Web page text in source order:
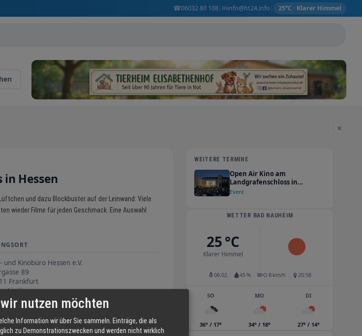
☎06032 80 108| ✉info@ht24.info | 25°C · Klarer Himmel
×
in Hessen
und dazu Blockbuster auf der Leinwand: Viele
wieder Filme für jeden Geschmack. Eine Auswahl
und Kinobüro Hessen e.V.
89
Frankfurt
Air Kinos
WEITERE TERMINE
Open Air Kino am
Landgrafenschloss in
Butzbach
Event
WETTER BAD NAUHEIM
25 °C
Klarer Himmel
06:02 45 % O 8 km/h 20:58
SO
36° / 17°
MO
34° / 18°
DI
27° / 14°
nutzen möchten
Information wir über Sie sammeln. Einträge, die als
zu Demonstrationszwecken und werden nicht wirklich